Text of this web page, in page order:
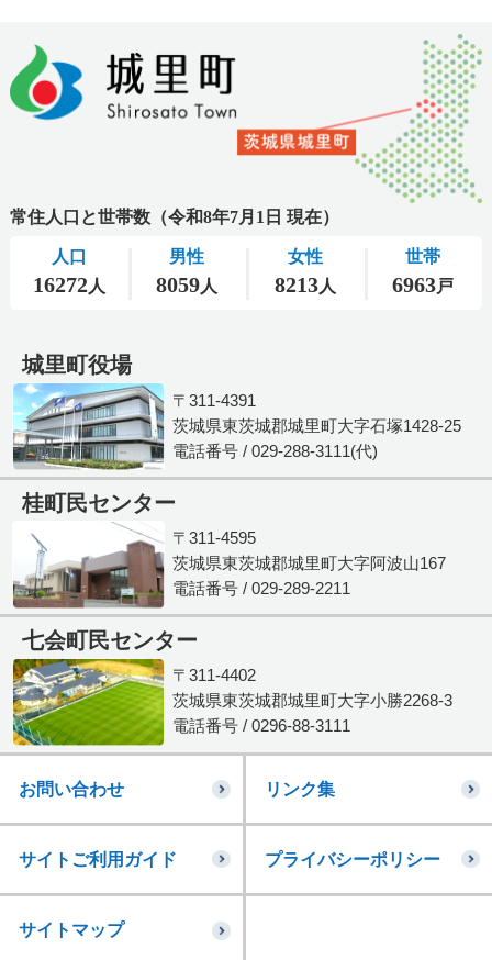
城里町役場
〒311-4391
茨城県東茨城郡城里町大字石塚1428-25
電話番号 / 029-288-3111(代)
桂町民センター
〒311-4595
茨城県東茨城郡城里町大字阿波山167
電話番号 / 029-289-2211
七会町民センター
〒311-4402
茨城県東茨城郡城里町大字小勝2268-3
電話番号 / 0296-88-3111
お問い合わせ リンク集
サイトご利用ガイド プライバシーポリシー
サイトマップ